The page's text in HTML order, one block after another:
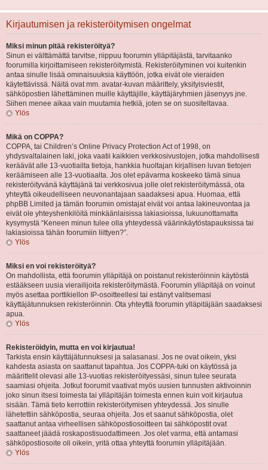
Kirjautumisen ja rekisteröitymisen ongelmat
Miksi minun pitää rekisteröityä?
Sinun ei välttämättä tarvitse, riippuu foorumin ylläpitäjästä, tarvitaanko
foorumilla kirjoittamiseen rekisteröitymistä. Rekisteröityminen voi kuitenkin
antaa sinulle lisää ominaisuuksia käyttöön, jotka eivät ole vieraiden
käytettävissä. Näitä ovat mm. avatar-kuvan määrittely, yksityisviestit,
sähköpostien lähettäminen muille käyttäjille, käyttäjäryhmien jäsenyys jne.
Siihen menee aikaa vain muutamia hetkiä, joten se on suositeltavaa.
Ylös
Mikä on COPPA?
COPPA, tai Children’s Online Privacy Protection Act of 1998, on
yhdysvaltalainen laki, joka vaatii kaikkien verkkosivustojen, jotka mahdollisesti
keräävät alle 13-vuotiailta tietoja, hankkia huoltajan kirjallisen luvan tietojen
keräämiseen alle 13-vuotiaalta. Jos olet epävarma koskeeko tämä sinua
rekisteröityvänä käyttäjänä tai verkkosivua jolle olet rekisteröitymässä, ota
yhteyttä oikeudelliseen neuvonantajaan saadaksesi apua. Huomaa, että
phpBB Limited ja tämän foorumin omistajat eivät voi antaa lakineuvontaa ja
eivät ole yhteyshenkilöitä minkäänlaisissa lakiasioissa, lukuunottamatta
kysymystä “Keneen minun tulee olla yhteydessä väärinkäytöstapauksissa tai
lakiasioissa tähän foorumiin liittyen?”.
Ylös
Miksi en voi rekisteröityä?
On mahdollista, että foorumin ylläpitäjä on poistanut rekisteröinnin käytöstä
estääkseen uusia vierailijoita rekisteröitymästä. Foorumin ylläpitäjä on voinut
myös asettaa porttikiellon IP-osoitteellesi tai estänyt valitsemasi
käyttäjätunnuksen rekisteröinnin. Ota yhteyttä foorumin ylläpitäjään saadaksesi
apua.
Ylös
Rekisteröidyin, mutta en voi kirjautua!
Tarkista ensin käyttäjätunnuksesi ja salasanasi. Jos ne ovat oikein, yksi
kahdesta asiasta on saattanut tapahtua. Jos COPPA-tuki on käytössä ja
määrittelit olevasi alle 13-vuotias rekisteröityessäsi, sinun tulee seurata
saamiasi ohjeita. Jotkut foorumit vaativat myös uusien tunnusten aktivoinnin
joko sinun itsesi toimesta tai ylläpitäjän toimesta ennen kuin voit kirjautua
sisään. Tämä tieto kerrottiin rekisteröitymisen yhteydessä. Jos sinulle
lähetettiin sähköpostia, seuraa ohjeita. Jos et saanut sähköpostia, olet
saattanut antaa virheellisen sähköpostiosoitteen tai sähköpostit ovat
saattaneet jäädä roskapostisuodattimeen. Jos olet varma, että antamasi
sähköpostiosoite oli oikein, yritä ottaa yhteyttä foorumin ylläpitäjään.
Ylös